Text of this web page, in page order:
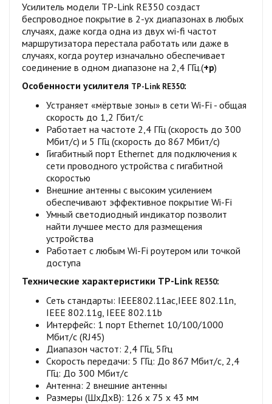
Усилитель модели TP-Link RE350 создаст
беспроводное покрытие в 2-ух диапазонах в любых
случаях, даже когда одна из двух wi-fi частот
маршрутизатора перестала работать или даже в
случаях, когда роутер изначально обеспечивает
соединение в одном диапазоне на 2,4 ГГц.(+р)
Особенности усилителя TP-Link RE350:
Устраняет «мёртвые зоны» в сети Wi-Fi - общая
скорость до 1,2 Гбит/с
Работает на частоте 2,4 ГГц (скорость до 300
Мбит/с) и 5 ГГц (скорость до 867 Мбит/с)
Гигабитный порт Ethernet для подключения к
сети проводного устройства с гигабитной
скоростью
Внешние антенны с высоким усилением
обеспечивают эффективное покрытие Wi-Fi
Умный светодиодный индикатор позволит
найти лучшее место для размещения
устройства
Работает с любым Wi-Fi роутером или точкой
доступа
Технические характеристики TP-Link RE350:
Сеть стандарты: IEEE802.11ac,IEEE 802.11n,
IEEE 802.11g, IEEE 802.11b
Интерфейс: 1 порт Ethernet 10/100/1000
Мбит/с (RJ45)
Диапазон частот: 2,4 ГГц, 5Ггц
Скороcть передачи: 5 ГГц: До 867 Мбит/с, 2,4
ГГц: До 300 Мбит/с
Антенна: 2 внешние антенны
Размеры (ШхДхВ): 126 x 75 x 43 мм